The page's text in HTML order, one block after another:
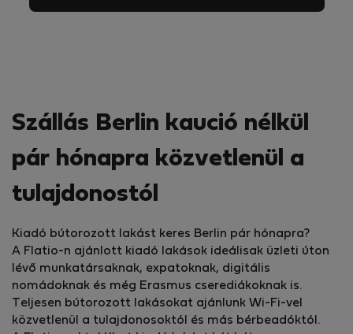
Szállás Berlin kaució nélkül
pár hónapra közvetlenül a
tulajdonostól
Kiadó bútorozott lakást keres Berlin pár hónapra?
A Flatio-n ajánlott kiadó lakások ideálisak üzleti úton
lévő munkatársaknak, expatoknak, digitális
nomádoknak és még Erasmus cserediákoknak is.
Teljesen bútorozott lakásokat ajánlunk Wi-Fi-vel
közvetlenül a tulajdonosoktól és más bérbeadóktól.